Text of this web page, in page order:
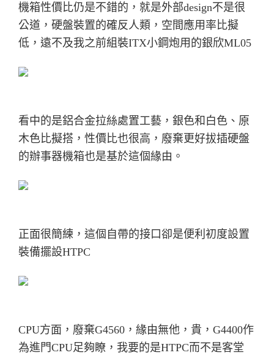
機箱性價比仍是不錯的，就是外部design不是很
公道，硬盤裝置的確反人類，空間應用率比擬
低，遠不及我之前組裝ITX小鋼炮用的銀欣ML05
看中的是鋁合金拉絲處置工藝，銀色和白色、原
木色比擬搭，性價比也很高， 廢棄更好拔插硬盤
的辦事器機箱也是基於這個緣由。
正面很簡練，這個自帶的接口卻是便利初度設置
裝備擺設HTPC
CPU方面，廢棄G4560，緣由無他，貴，G4400作
為進門CPU足夠瞭，我要的是HTPC而不是客堂